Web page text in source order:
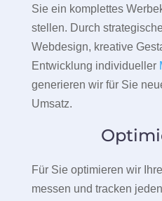
Sie ein komplettes
stellen. Durch
Webdesign, kreative
Entwicklung individueller
generieren wir für Sie
Umsatz.
Für Sie optimieren wir
messen und tracken